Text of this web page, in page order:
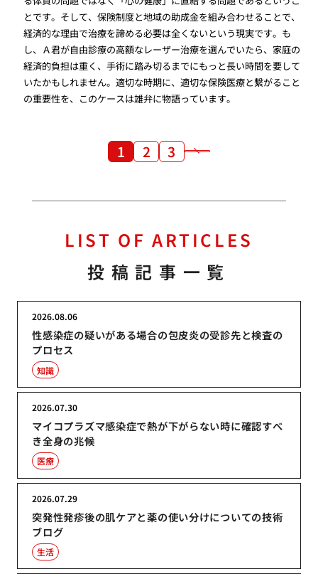
とです。そして、保険制度と地域の助成金を組み合わせることで、
経済的な理由で治療を諦める必要は全くないという現実です。も
し、Ａ君が自由診療の高額なレーザー治療を選んでいたら、家庭の
経済的負担は重く、手術に踏み切るまでにもっと長い時間を要して
いたかもしれません。適切な時期に、適切な保険医療と繋がること
の重要性を、このケースは雄弁に物語っています。
1 2 3
LIST OF ARTICLES
投稿記事一覧
性感染症の疑いがある場合の包皮炎の受診先と検査の
プロセス
2026.08.06
知識
マイコプラズマ感染症で熱が下がらない時に確認すべ
き全身の兆候
2026.07.30
医療
突発性発疹後の肌ケアと薬の使い分けについての技術
ブログ
2026.07.29
生活